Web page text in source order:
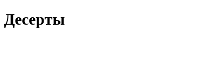
Десерты